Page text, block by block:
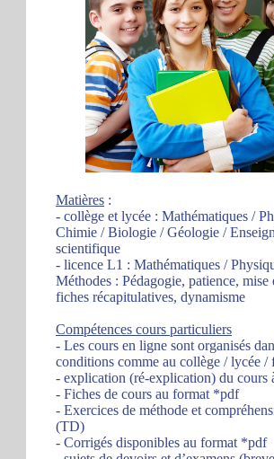
Matières :
- collège et lycée : Mathématiques /
Chimie / Biologie / Géologie /
scientifique
- licence L1 : Mathématiques /
Méthodes : Pédagogie, patience, mise
fiches récapitulatives, dynamisme
Compétences cours particuliers
- Les cours en ligne sont organisés
conditions comme au collège / lycée /
- explication (ré-explication) du cours
- Fiches de cours au format *pdf
- Exercices de méthode et
(TD)
- Corrigés disponibles au format *pdf